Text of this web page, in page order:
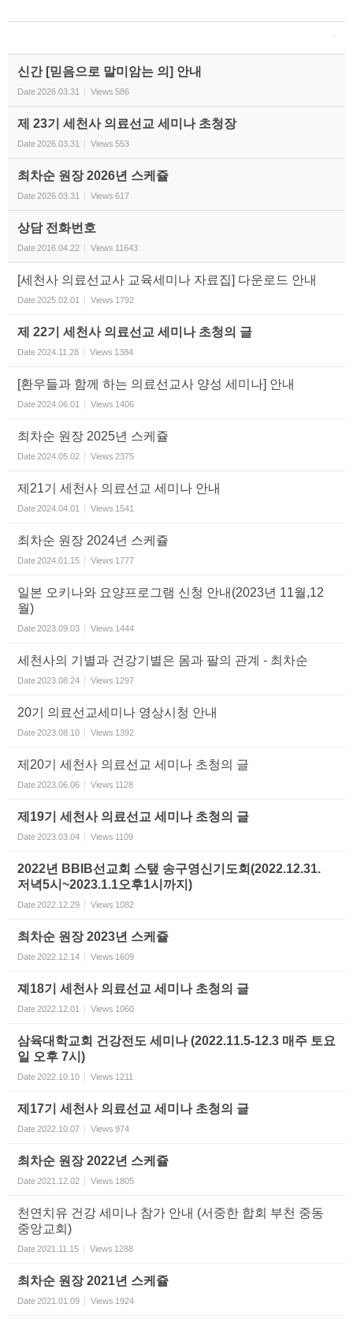
신간 [믿음으로 말미암는 의] 안내
Date2026.03.31 Views 586
제 23기 세천사 의료선교 세미나 초청장
Date2026.03.31 Views 553
최차순 원장 2026년 스케쥴
Date2026.03.31 Views 617
상담 전화번호
Date2016.04.22 Views 11643
[세천사 의료선교사 교육세미나 자료집] 다운로드 안내
Date2025.02.01 Views 1792
제 22기 세천사 의료선교 세미나 초청의 글
Date2024.11.28 Views 1384
[환우들과 함께 하는 의료선교사 양성 세미나] 안내
Date2024.06.01 Views 1406
최차순 원장 2025년 스케쥴
Date2024.05.02 Views 2375
제21기 세천사 의료선교 세미나 안내
Date2024.04.01 Views 1541
최차순 원장 2024년 스케쥴
Date2024.01.15 Views 1777
일본 오키나와 요양프로그램 신청 안내(2023년 11월,12
월)
Date2023.09.03 Views 1444
세천사의 기별과 건강기별은 몸과 팔의 관계 - 최차순
Date2023.08.24 Views 1297
20기 의료선교세미나 영상시청 안내
Date2023.08.10 Views 1392
제20기 세천사 의료선교 세미나 초청의 글
Date2023.06.06 Views 1128
제19기 세천사 의료선교 세미나 초청의 글
Date2023.03.04 Views 1109
2022년 BBIB선교회 스탶 송구영신기도회(2022.12.31.
저녁5시~2023.1.1오후1시까지)
Date2022.12.29 Views 1082
최차순 원장 2023년 스케쥴
Date2022.12.14 Views 1609
졔18기 세천사 의료선교 세미나 초청의 글
Date2022.12.01 Views 1060
삼육대학교회 건강전도 세미나 (2022.11.5-12.3 매주 토요
일 오후 7시)
Date2022.10.10 Views 1211
제17기 세천사 의료선교 세미나 초청의 글
Date2022.10.07 Views 974
최차순 원장 2022년 스케쥴
Date2021.12.02 Views 1805
천연치유 건강 세미나 참가 안내 (서중한 합회 부천 중동
중앙교회)
Date2021.11.15 Views 1288
최차순 원장 2021년 스케쥴
Date2021.01.09 Views 1924